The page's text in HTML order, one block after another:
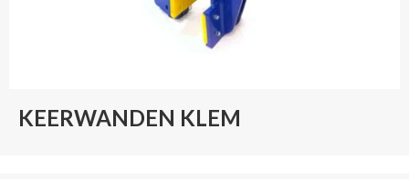
KEERWANDEN KLEM